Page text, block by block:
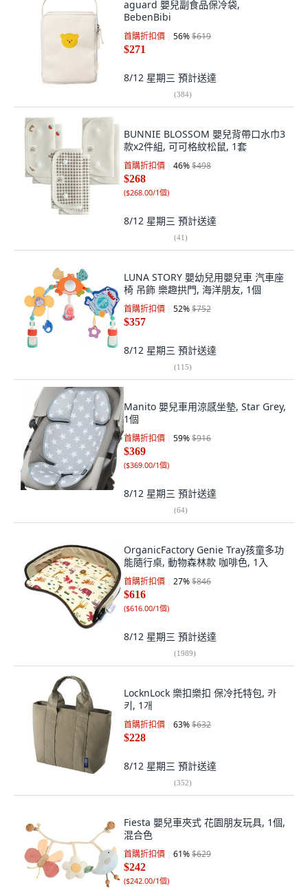
aguard 嬰兒副食品保冷袋,
BebenBibi
首購折扣價 56%$619
$271
8/12 星期三 預計送達
(384)
BUNNIE BLOSSOM 嬰兒背帶口水巾3
款x2件組, 可可格紋松鼠, 1套
首購折扣價 46%$498
$268
($268.00/1個)
8/12 星期三 預計送達
(41)
LUNA STORY 嬰幼兒用嬰兒車 汽車座
椅 吊飾 樂趣拱門, 海洋朋友, 1個
首購折扣價 52%$752
$357
8/12 星期三 預計送達
(115)
Manito 嬰兒車用涼感坐墊, Star Grey,
1個
首購折扣價 59%$916
$369
($369.00/1個)
8/12 星期三 預計送達
(64)
OrganicFactory Genie Tray孩童多功
能隨行桌, 動物森林款 咖啡色, 1入
首購折扣價 27%$846
$616
($616.00/1個)
8/12 星期三 預計送達
(1989)
LocknLock 樂扣樂扣 保冷托特包, 카
키, 1개
首購折扣價 63%$632
$228
8/12 星期三 預計送達
(352)
Fiesta 嬰兒車夾式 花園朋友玩具, 1個,
混合色
首購折扣價 61%$629
$242
($242.00/1個)